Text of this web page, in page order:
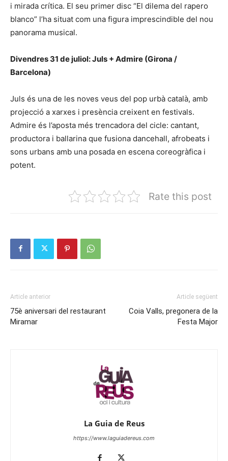
i mirada crítica. El seu primer disc “El dilema del rapero
blanco” l’ha situat com una figura imprescindible del nou
panorama musical.
Divendres 31 de juliol: Juls + Admire (Girona /
Barcelona)
Juls és una de les noves veus del pop urbà català, amb
projecció a xarxes i presència creixent en festivals.
Admire és l’aposta més trencadora del cicle: cantant,
productora i ballarina que fusiona dancehall, afrobeats i
sons urbans amb una posada en escena coreogràfica i
potent.
Rate this post
Article anterior
75è aniversari del restaurant
Miramar
Article següent
Coia Valls, pregonera de la
Festa Major
La Guia de Reus
https://www.laguiadereus.com